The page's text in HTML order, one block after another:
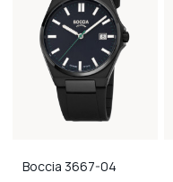
Boccia 3667-04